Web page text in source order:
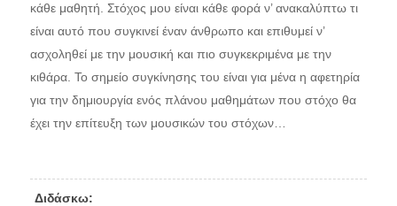
κάθε μαθητή. Στόχος μου είναι κάθε φορά ν’ ανακαλύπτω τι
είναι αυτό που συγκινεί έναν άνθρωπο και επιθυμεί ν’
ασχοληθεί με την μουσική και πιο συγκεκριμένα με την
κιθάρα. Το σημείο συγκίνησης του είναι για μένα η αφετηρία
για την δημιουργία ενός πλάνου μαθημάτων που στόχο θα
έχει την επίτευξη των μουσικών του στόχων…
Διδάσκω: